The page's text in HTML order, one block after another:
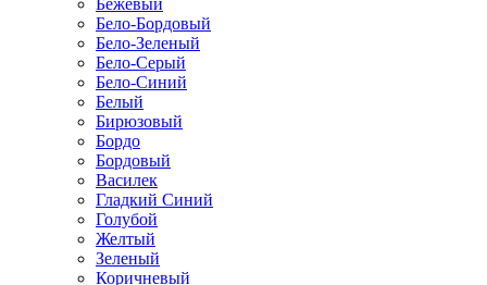
Бежевый
Бело-Бордовый
Бело-Зеленый
Бело-Серый
Бело-Синий
Белый
Бирюзовый
Бордо
Бордовый
Василек
Гладкий Синий
Голубой
Желтый
Зеленый
Коричневый